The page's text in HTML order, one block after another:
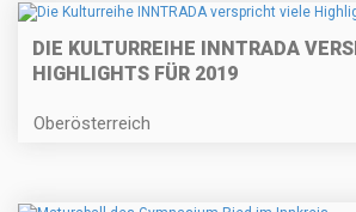
DIE KULTURREIHE INNTRADA
HIGHLIGHTS FÜR 2019
Oberösterreich